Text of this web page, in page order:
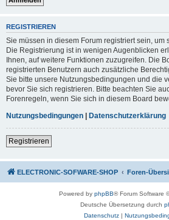
REGISTRIEREN
Sie müssen in diesem Forum registriert sein, um
Die Registrierung ist in wenigen Augenblicken
Ihnen, auf weitere Funktionen zuzugreifen. Die
registrierten Benutzern auch zusätzliche
Sie bitte unsere Nutzungsbedingungen und die
bevor Sie sich registrieren. Bitte beachten Sie
Forenregeln, wenn Sie sich in diesem Board
Nutzungsbedingungen
Datenschutzerklärung
Registrieren
ELECTRONIC-SOFWARE-SHOP Foren-
Powered by phpBB® Forum Software
Deutsche Übersetzung durch
Datenschutz|